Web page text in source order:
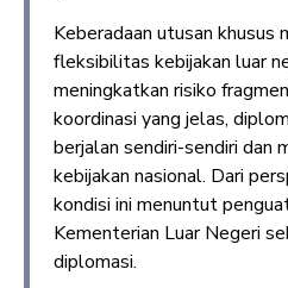
Keberadaan utusan khusus
fleksibilitas kebijakan luar
meningkatkan risiko
koordinasi yang jelas,
berjalan sendiri-sendiri dan
kebijakan nasional. Dari
kondisi ini menuntut
Kementerian Luar Negeri
diplomasi.